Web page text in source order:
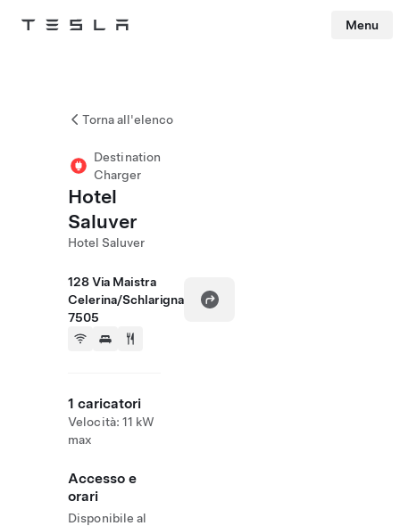
Tesla Menu
Torna all'elenco
Destination
Charger
Hotel
Saluver
Hotel Saluver
128 Via Maistra
Celerina/Schlarigna
7505
1 caricatori
Velocità: 11 kW
max
Accesso e
orari
Disponibile al